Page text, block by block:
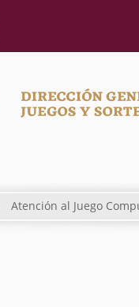
Atención al Juego